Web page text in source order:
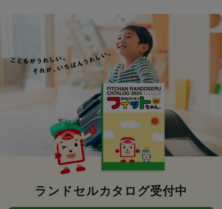
ランドセルカタログ受付中